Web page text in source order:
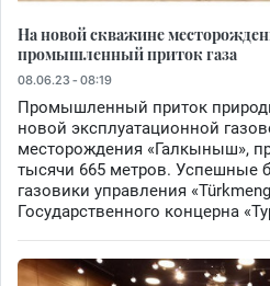
На новой скважине
промышленный приток газа
08.06.23 - 08:19
Промышленный приток
новой эксплуатационной
месторождения «Галкыныш»,
тысячи 665 метров. Успешные
газовики управления
Государственного концерна